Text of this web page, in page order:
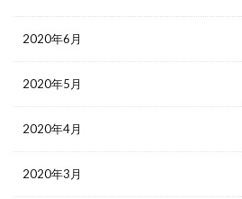
2020年6月
2020年5月
2020年4月
2020年3月